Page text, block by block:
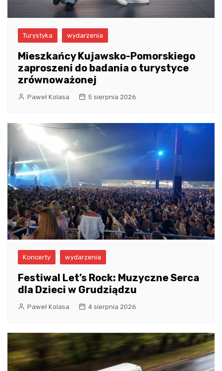
Turystyka wydarzenia
Mieszkańcy Kujawsko-Pomorskiego
zaproszeni do badania o turystyce
zrównoważonej
Paweł Kolasa 5 sierpnia 2026
Koncerty wydarzenia
Festiwal Let’s Rock: Muzyczne Serca
dla Dzieci w Grudziądzu
Paweł Kolasa 4 sierpnia 2026